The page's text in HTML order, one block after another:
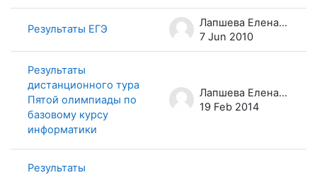
Результаты ЕГЭ
Лапшева Елена Евгеньевна
7 Jun 2010
Результаты
дистанционного тура
Пятой олимпиады по
базовому курсу
информатики
Лапшева Елена Евгеньевна
19 Feb 2014
Результаты